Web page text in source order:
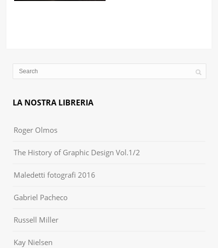
LA NOSTRA LIBRERIA
Roger Olmos
The History of Graphic Design Vol.1/2
Maledetti fotografi 2016
Gabriel Pacheco
Russell Miller
Kay Nielsen